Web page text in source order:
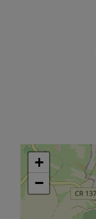
+
−
+
−